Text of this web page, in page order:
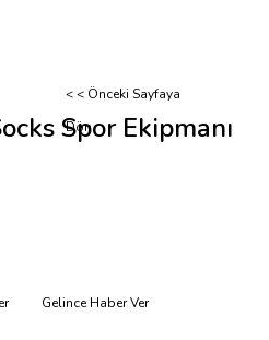
< < Önceki Sayfaya
Dön
Spor Ekipmanı
Gelince Haber Ver